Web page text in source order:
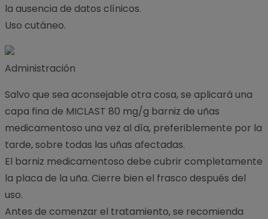
la ausencia de datos clínicos.
Uso cutáneo.
Administración
Salvo que sea aconsejable otra cosa, se aplicará una
capa fina de MICLAST 80 mg/g barniz de uñas
medicamentoso una vez al día, preferiblemente por la
tarde, sobre todas las uñas afectadas.
El barniz medicamentoso debe cubrir completamente
la placa de la uña. Cierre bien el frasco después del
uso.
Antes de comenzar el tratamiento, se recomienda